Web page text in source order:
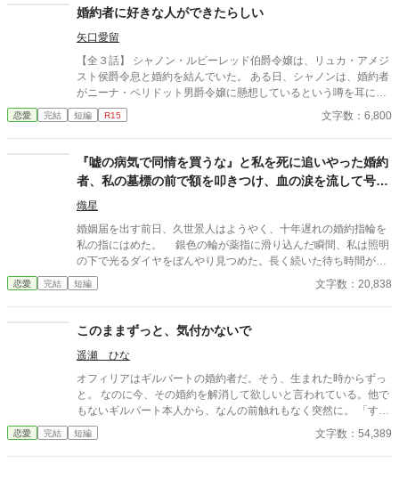
者・セドリック王子が、なぜか彼女に献身的な優しさを見せ、
「今度こそ、私が君を守る」と誓うのだ。 運命に抗う気力さえ
失った令嬢が、思いがけない波乱に巻き込まれていく。全てを諦
めたはずの人生で、彼女を待ち受ける未来とは──
婚約者に好きな人ができたらしい
矢口愛留
【全３話】 シャノン・ルビーレッド伯爵令嬢は、リュカ・アメジ
スト侯爵令息と婚約を結んでいた。 ある日、シャノンは、婚約者
がニーナ・ペリドット男爵令嬢に懸想しているという噂を耳にす
る。 シャノンは断罪を回避するため、リュカとの婚約を円満に解
消しようとするが――。 ※ エブリスタに習作として掲載したもの
恋愛 完結 短編 R15 文字数：6,800
『嘘の病気で同情を買うな』と私を死に追いやった婚約
者、私の墓標の前で額を叩きつけ、血の涙を流して号泣
する大破滅！
熾星
婚姻届を出す前日、久世景人はようやく、十年遅れの婚約指輪を
私の指にはめた。 銀色の輪が薬指に滑り込んだ瞬間、私は照明
の下で光るダイヤをぼんやり見つめた。長く続いた待ち時間が、
やっと終わったような気がした。けれど次の瞬間、彼は私の手を
見下ろし、まるで似合わない品物を評するように静かな声で言っ
を失った。 景人はそのまま私の指先を取ると、さっきはめたば
かりの指輪を抜き取った。十年待ち続けた指輪は、彼の手のひら
の上で冷たく光っていた。 「この指輪、瑠奈の手にあったほうが
似合うと思う」 私は手を引き戻し、信じられない思いで彼を見
た。 「どういう意味？ 瑠奈と結婚するつもりなの？」 景人は
目を伏せ、指輪の縁を指先でなぞった。まるで、たいしたことで
ない。ただ、会えない時間が長くなると、どうしても瑠奈のこと
恋愛 完結 短編 文字数：20,838
このままずっと、気付かないで
遥瀬 ひな
オフィリアはギルバートの婚約者だ。そう、生まれた時からずっ
と。 なのに今、その婚約を解消して欲しいと言われている。他で
もないギルバート本人から、なんの前触れもなく突然に。 「すま
ない、オフィリア。」 「畏まりました、王太子殿下。」 そう答え
るしかない、わたくし。それ以外の答えなど求められてはいない
恋愛 完結 短編 文字数：54,389